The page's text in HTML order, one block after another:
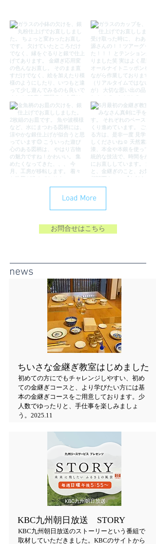
Load More
お問合せはこちら
news
ちいさな金継ぎ教室はじめました
​初めての方にでもチャレンジしやすい、初め
ての金継ぎコースと、より学びたい方には基
本の金継ぎコースをご用意しております。少
人数でゆったりと、手仕事を楽しみましょ
う。2025.11
KBC九州朝日放送 STORY
KBC九州朝日放送のストーリーという番組で
取材していただきました。KBCのサイトから